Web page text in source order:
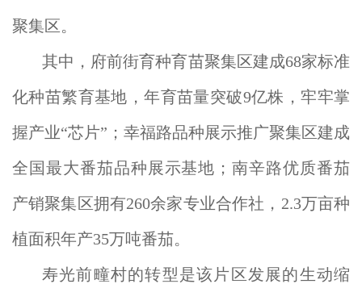
聚集区。
其中，府前街育种育苗聚集区建成68家标准
化种苗繁育基地，年育苗量突破9亿株，牢牢掌
握产业“芯片”；幸福路品种展示推广聚集区建成
全国最大番茄品种展示基地；南辛路优质番茄
产销聚集区拥有260余家专业合作社，2.3万亩种
植面积年产35万吨番茄。
寿光前疃村的转型是该片区发展的生动缩